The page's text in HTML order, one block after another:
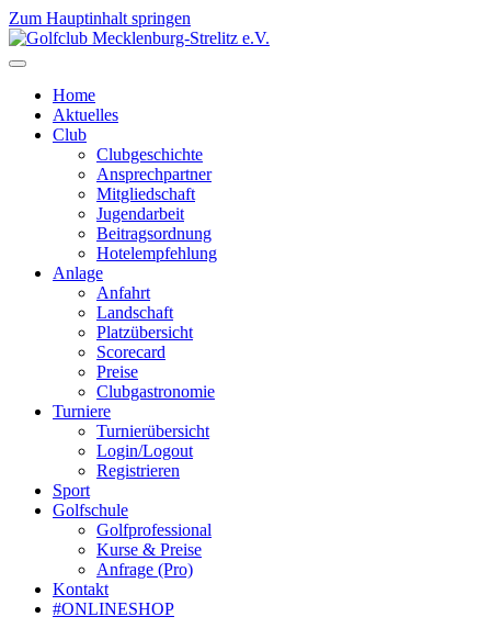
Zum Hauptinhalt springen
Home
Aktuelles
Club
Clubgeschichte
Ansprechpartner
Mitgliedschaft
Jugendarbeit
Beitragsordnung
Hotelempfehlung
Anlage
Anfahrt
Landschaft
Platzübersicht
Scorecard
Preise
Clubgastronomie
Turniere
Turnierübersicht
Login/Logout
Registrieren
Sport
Golfschule
Golfprofessional
Kurse & Preise
Anfrage (Pro)
Kontakt
#ONLINESHOP